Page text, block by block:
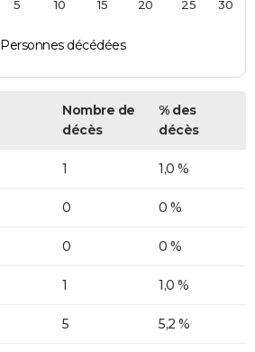
Personnes décédées
5 10 15 20 25 30
Nombre de
décès
% des
décès
1 1,0 %
0 0 %
0 0 %
1 1,0 %
5 5,2 %